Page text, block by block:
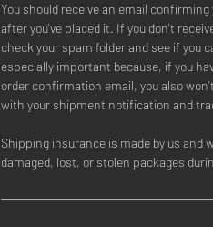
You should receive an email
after you've placed it. If you don't
check your spam folder and see if you
especially important because, if you
order confirmation email, you also
with your shipment notification and
Shipping insurance is made by us and
damaged, lost, or stolen packages